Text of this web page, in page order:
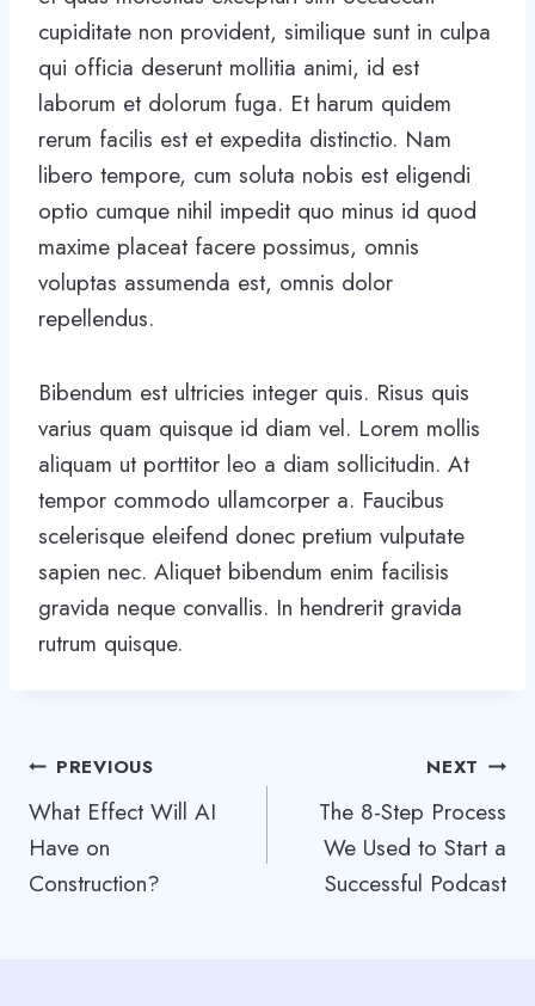
cupiditate non provident, similique sunt in culpa
qui officia deserunt mollitia animi, id est
laborum et dolorum fuga. Et harum quidem
rerum facilis est et expedita distinctio. Nam
libero tempore, cum soluta nobis est eligendi
optio cumque nihil impedit quo minus id quod
maxime placeat facere possimus, omnis
voluptas assumenda est, omnis dolor
repellendus.
Bibendum est ultricies integer quis. Risus quis
varius quam quisque id diam vel. Lorem mollis
aliquam ut porttitor leo a diam sollicitudin. At
tempor commodo ullamcorper a. Faucibus
scelerisque eleifend donec pretium vulputate
sapien nec. Aliquet bibendum enim facilisis
gravida neque convallis. In hendrerit gravida
rutrum quisque.
Post
navigation
PREVIOUS
What Effect Will AI
Have on
Construction?
NEXT
The 8-Step Process
We Used to Start a
Successful Podcast